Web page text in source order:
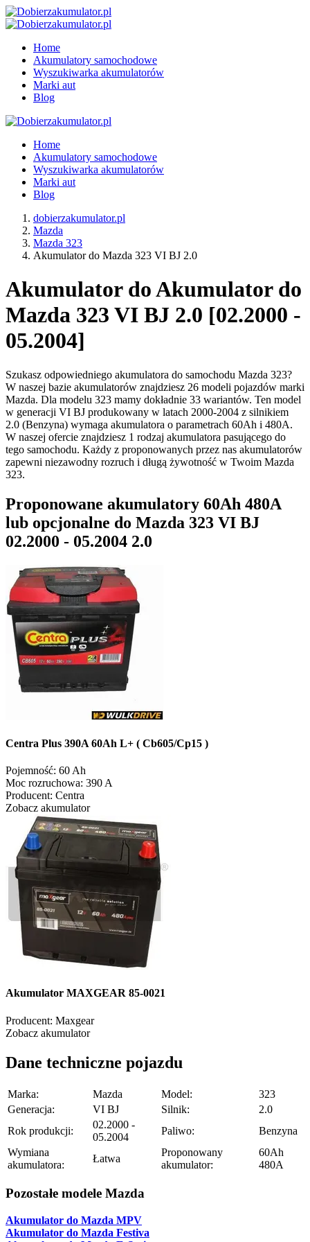
Home
Akumulatory samochodowe
Wyszukiwarka akumulatorów
Marki aut
Blog
Home
Akumulatory samochodowe
Wyszukiwarka akumulatorów
Marki aut
Blog
dobierzakumulator.pl
Mazda
Mazda 323
Akumulator do Mazda 323 VI BJ 2.0
Akumulator do Akumulator do
Mazda 323 VI BJ 2.0 [02.2000 -
05.2004]
Szukasz odpowiedniego akumulatora do samochodu Mazda 323?
W naszej bazie akumulatorów znajdziesz 26 modeli pojazdów marki
Mazda. Dla modelu 323 mamy dokładnie 33 wariantów. Ten model
w generacji VI BJ produkowany w latach 2000-2004 z silnikiem
2.0 (Benzyna) wymaga akumulatora o parametrach 60Ah i 480A.
W naszej ofercie znajdziesz 1 rodzaj akumulatora pasującego do
tego samochodu. Każdy z proponowanych przez nas akumulatorów
zapewni niezawodny rozruch i długą żywotność w Twoim Mazda
323.
Proponowane akumulatory 60Ah 480A
lub opcjonalne do Mazda 323 VI BJ
02.2000 - 05.2004 2.0
Centra Plus 390A 60Ah L+ ( Cb605/Cp15 )
Pojemność: 60 Ah
Moc rozruchowa: 390 A
Producent: Centra
Zobacz akumulator
Akumulator MAXGEAR 85-0021
Producent: Maxgear
Zobacz akumulator
Dane techniczne pojazdu
Marka: Mazda Model:
323
Generacja:
VI BJ Silnik:
2.0
Rok produkcji:
02.2000 -
05.2004
Paliwo:
Benzyna
Wymiana
akumulatora:
Łatwa
Proponowany
akumulator:
60Ah
480A
Pozostałe modele Mazda
Akumulator do Mazda MPV
Akumulator do Mazda Festiva